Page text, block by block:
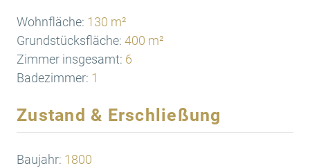
Wohnfläche: 130 m²
Grundstücksfläche: 400 m²
Zimmer insgesamt: 6
Badezimmer: 1
Zustand & Erschließung
Baujahr: 1800